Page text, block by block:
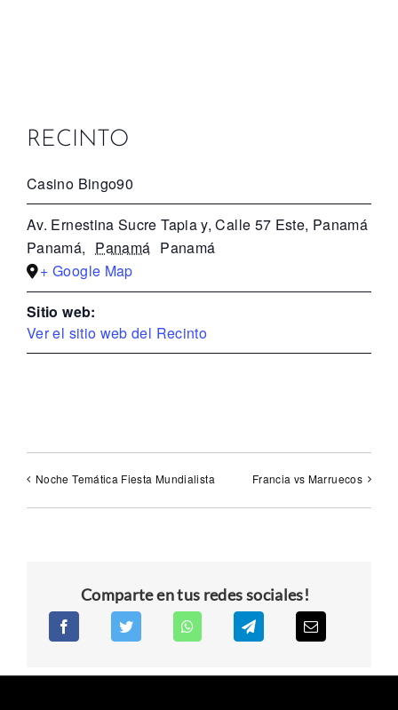
RECINTO
Casino Bingo90
Av. Ernestina Sucre Tapia y, Calle 57 Este, Panamá
Panamá, Panamá Panamá
+ Google Map
Sitio web:
Ver el sitio web del Recinto
Noche Temática Fiesta Mundialista Francia vs Marruecos
Comparte en tus redes sociales!